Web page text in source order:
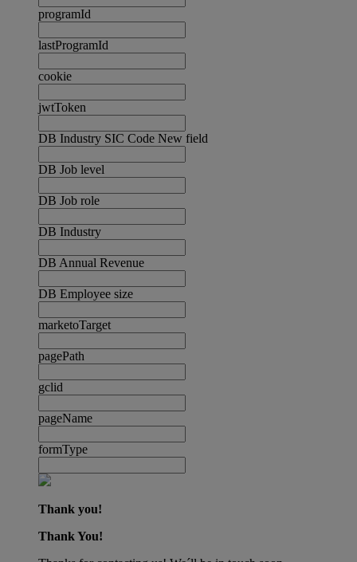
programId
lastProgramId
cookie
jwtToken
DB Industry SIC Code New field
DB Job level
DB Job role
DB Industry
DB Annual Revenue
DB Employee size
marketoTarget
pagePath
gclid
pageName
formType
Thank you!
Thank You!